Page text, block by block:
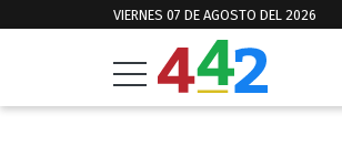
VIERNES 07 DE AGOSTO DEL 2026